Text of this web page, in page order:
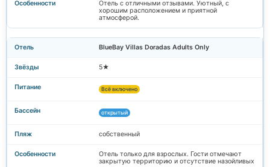
Отель с отличными отзывами. Уютный, с
хорошим расположением и приятной
атмосферой.
BlueBay Villas Doradas Adults Only
5★
Всё включено
открытый
собственный
Отель только для взрослых. Гости отмечают
закрытую территорию и отсутствие назойливых